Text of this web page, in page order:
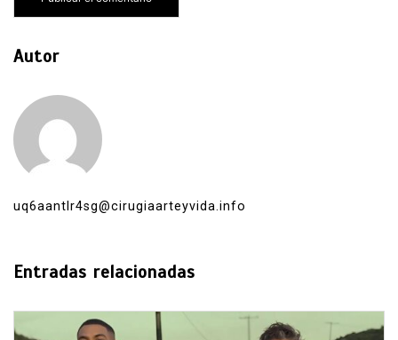
Autor
uq6aantlr4sg@cirugiaarteyvida.info
Entradas relacionadas